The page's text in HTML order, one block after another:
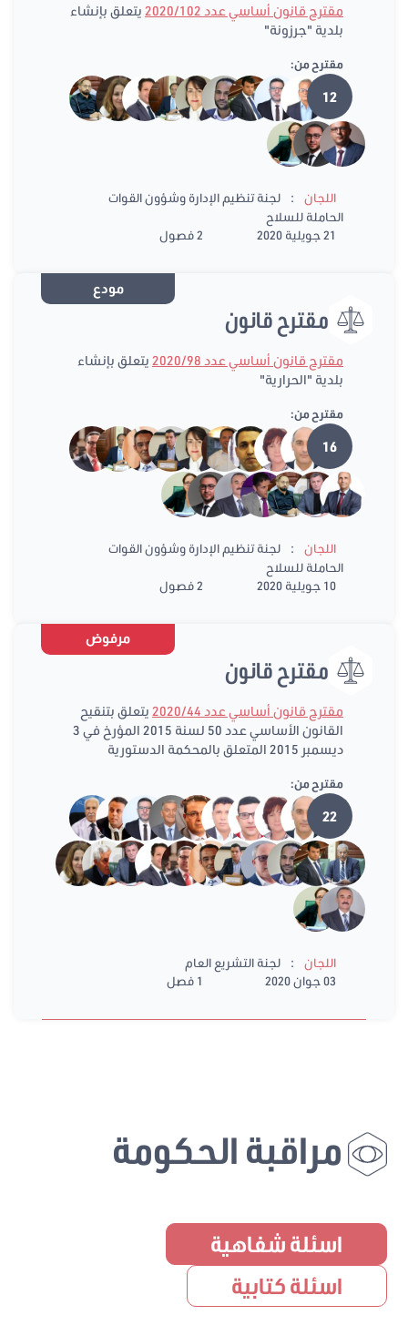
مقترح قانون أساسي عدد 2020/102
يتعلق بإنشاء
بلدية "جرزونة"
مقترح من:
12
اللجان :
لجنة تنظيم الإدارة وشؤون القوات
الحاملة للسلاح
21 جويلية 2020
2 فصول
مودع
مقترح قانون
مقترح قانون أساسي عدد 2020/98
يتعلق بإنشاء
بلدية "الحرارية"
مقترح من:
16
اللجان :
لجنة تنظيم الإدارة وشؤون القوات
الحاملة للسلاح
10 جويلية 2020
2 فصول
مرفوض
مقترح قانون
مقترح قانون أساسي عدد 2020/44
يتعلق بتنقيح
القانون الأساسي عدد 50 لسنة 2015 المؤرخ في 3
ديسمبر 2015 المتعلق بالمحكمة الدستورية
مقترح من:
22
اللجان :
لجنة التشريع العام
03 جوان 2020
1 فصل
مراقبة الحكومة
اسئلة شفاهية
اسئلة كتابية